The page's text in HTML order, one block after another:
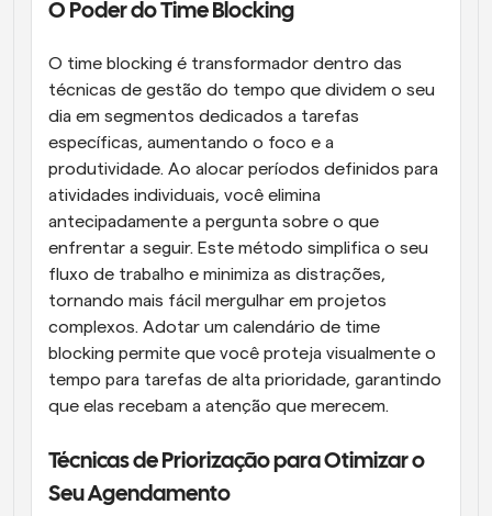
O Poder do Time Blocking
O time blocking é transformador dentro das
técnicas de gestão do tempo que dividem o seu
dia em segmentos dedicados a tarefas
específicas, aumentando o foco e a
produtividade. Ao alocar períodos definidos para
atividades individuais, você elimina
antecipadamente a pergunta sobre o que
enfrentar a seguir. Este método simplifica o seu
fluxo de trabalho e minimiza as distrações,
tornando mais fácil mergulhar em projetos
complexos. Adotar um calendário de time
blocking permite que você proteja visualmente o
tempo para tarefas de alta prioridade, garantindo
que elas recebam a atenção que merecem.
Técnicas de Priorização para Otimizar o
Seu Agendamento